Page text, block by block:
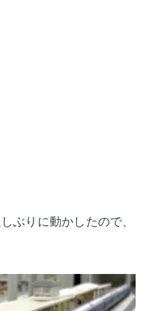
ぶりに動かしたので、